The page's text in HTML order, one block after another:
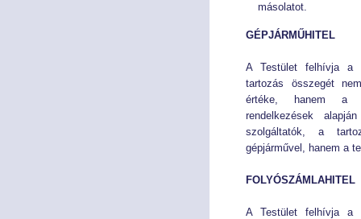
másolatot.
GÉPJÁRMŰHITEL
A Testület felhívja a
tartozás összegét
értéke, hanem a
rendelkezések
szolgáltatók, a
gépjárművel, hanem a
FOLYÓSZÁMLAHITEL
A Testület felhívja a